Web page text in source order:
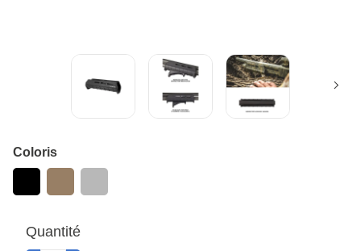
Coloris
Quantité